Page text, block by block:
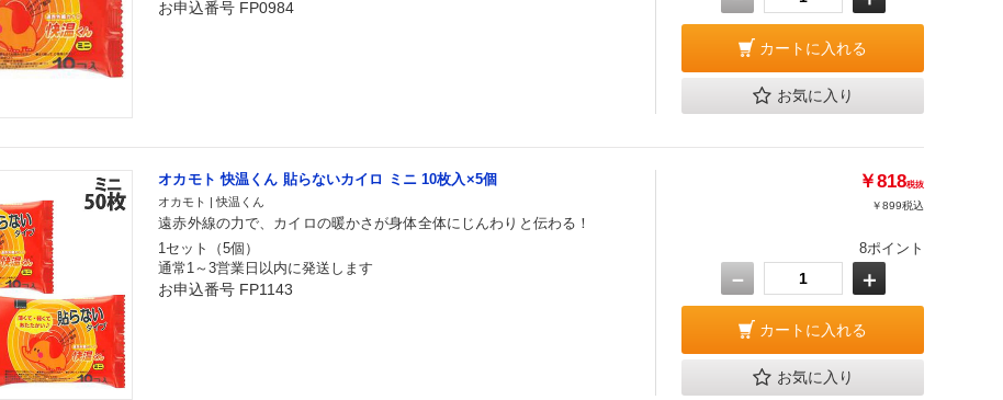
お申込番号 FP0984
カートに入れる
お気に入り
オカモト 快温くん 貼らないカイロ ミニ 10枚入×5個
オカモト | 快温くん
遠赤外線の力で、カイロの暖かさが身体全体にじんわりと伝わる！
1セット（5個）
通常1～3営業日以内に発送します
お申込番号 FP1143
￥818税抜
￥899税込
8ポイント
－ ＋
カートに入れる
お気に入り